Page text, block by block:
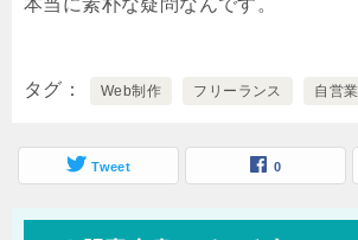
タグ Web制作 フリーランス 自営業
Tweet 0